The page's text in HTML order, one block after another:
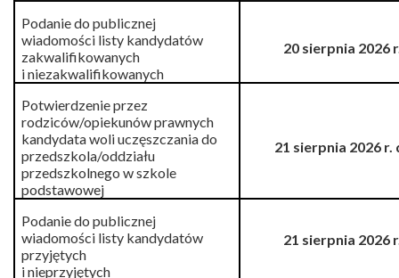
Podanie do publicznej
wiadomości listy kandydatów
zakwalifikowanych
i niezakwalifikowanych
20 sierpnia 2026
Potwierdzenie przez
rodziców/opiekunów prawnych
kandydata woli uczęszczania do
przedszkola/oddziału
przedszkolnego w szkole
podstawowej
21 sierpnia 2026 r.
Podanie do publicznej
wiadomości listy kandydatów
przyjętych
i nieprzyjętych
21 sierpnia 2026